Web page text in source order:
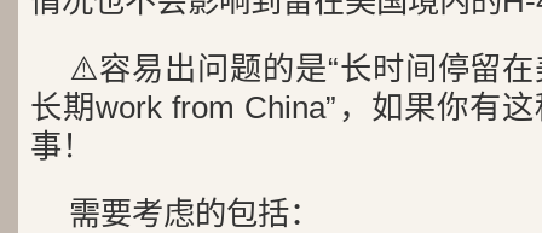
⚠️容易出问题的是“长时间停留
长期work from China”，如果你有
事！
需要考虑的包括：